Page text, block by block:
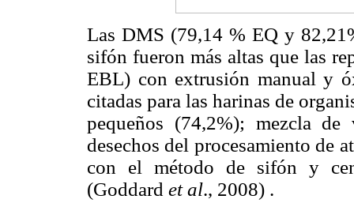
Las DMS (79,14 % EQ y
sifón fueron más altas que las
EBL) con extrusión manual y
citadas para las harinas de
pequeños (74,2%); mezcla
desechos del procesamiento de
con el método de sifón y
(Goddard et al., 2008) .